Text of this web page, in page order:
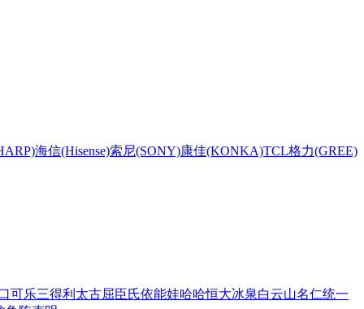
海信(Hisense)索尼(SONY)康佳(KONKA)TCL格力(GREE)
可乐三得利 太古屈臣氏依能娃哈哈恒大冰泉白云山名仁统一